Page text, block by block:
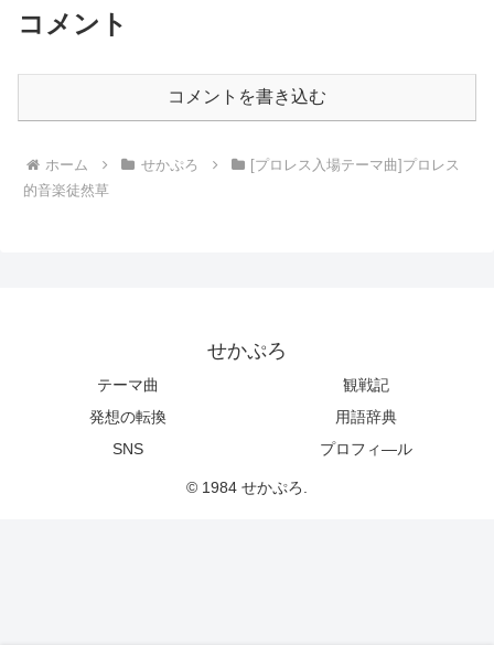
コメント
コメントを書き込む
ホーム せかぷろ
[プロレス入場テーマ曲]プロレス
的音楽徒然草
せかぷろ
テーマ曲
観戦記
発想の転換
用語辞典
SNS
プロフィ―ル
© 1984 せかぷろ.